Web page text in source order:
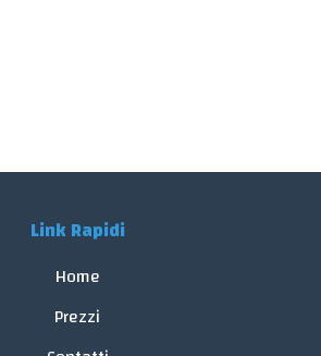
Link Rapidi
Home
Prezzi